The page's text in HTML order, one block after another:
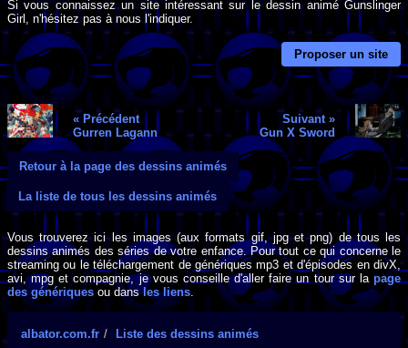
Si vous connaissez un site intéressant sur le dessin animé Gunslinger
Girl, n'hésitez pas à nous l'indiquer.
Proposer un site
« Précédent
Gurren Lagann
Suivant »
Gun X Sword
Retour à la page des dessins animés
La liste de tous les dessins animés
Vous trouverez ici les images (aux formats gif, jpg et png) de tous les
dessins animés des séries de votre enfance. Pour tout ce qui concerne le
streaming ou le téléchargement de génériques mp3 et d'épisodes en divX,
avi, mpg et compagnie, je vous conseille d'aller faire un tour sur la page
des génériques ou dansles liens.
albator.com.fr Liste des dessins animés